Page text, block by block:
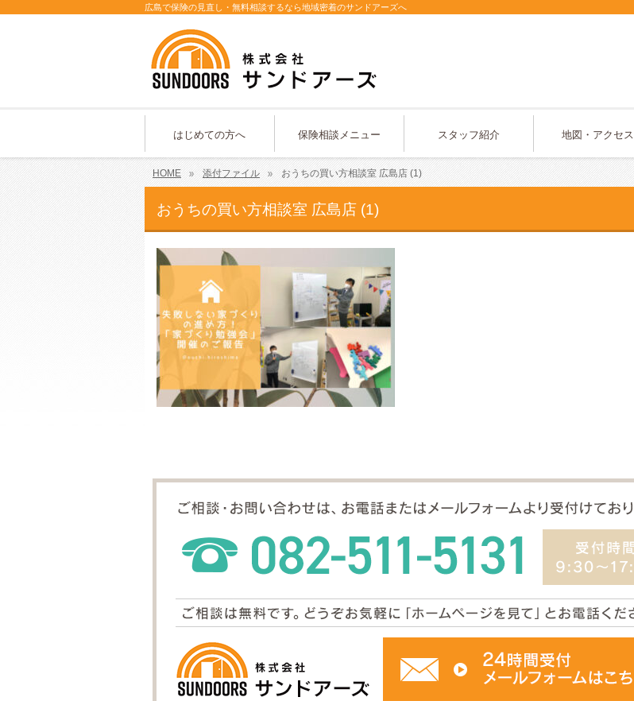
広島で保険の見直し・無料相談するなら地域密着のサンドアーズへ
はじめての方へ 保険相談メニュー スタッフ紹介 地図・アクセス
HOME 添付ファイル おうちの買い方相談室 広島店 (1)
おうちの買い方相談室 広島店 (1)